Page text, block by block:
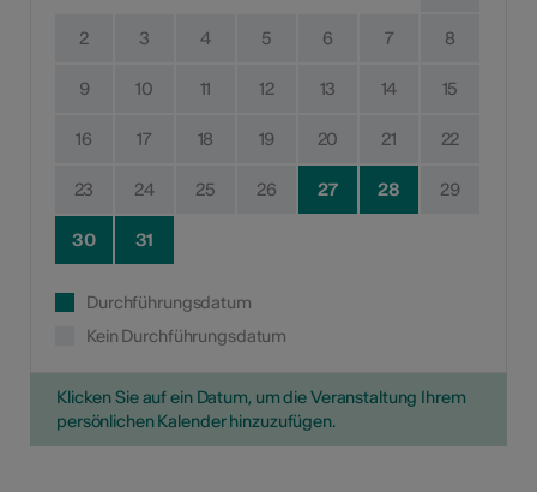
2 3 4 5 6 7 8
9 10 11 12 13 14 15
16 17 18 19 20 21 22
23 24 25 26 27 28 29
30 31
Durchführungsdatum
Kein Durchführungsdatum
Klicken Sie auf ein Datum, um die Veranstaltung Ihrem
persönlichen Kalender hinzuzufügen.